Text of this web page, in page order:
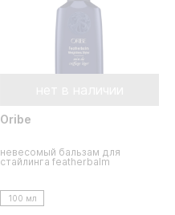
Oribe
невесомый бальзам для
стайлинга featherbalm
100 мл